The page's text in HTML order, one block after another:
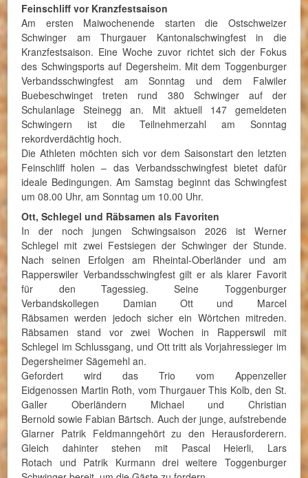
Feinschliff vor Kranzfestsaison
Am ersten Maiwochenende starten die Ostschweizer
Schwinger am Thurgauer Kantonalschwingfest in die
Kranzfestsaison. Eine Woche zuvor richtet sich der Fokus
des Schwingsports auf Degersheim. Mit dem Toggenburger
Verbandsschwingfest am Sonntag und dem Falwiler
Buebeschwinget treten rund 380 Schwinger auf der
Schulanlage Steinegg an. Mit aktuell 147 gemeldeten
Schwingern ist die Teilnehmerzahl am Sonntag
rekordverdächtig hoch.
Die Athleten möchten sich vor dem Saisonstart den letzten
Feinschliff holen – das Verbandsschwingfest bietet dafür
ideale Bedingungen. Am Samstag beginnt das Schwingfest
um 08.00 Uhr, am Sonntag um 10.00 Uhr.
Ott, Schlegel und Räbsamen als Favoriten
In der noch jungen Schwingsaison 2026 ist Werner
Schlegel mit zwei Festsiegen der Schwinger der Stunde.
Nach seinen Erfolgen am Rheintal-Oberländer und am
Rapperswiler Verbandsschwingfest gilt er als klarer Favorit
für den Tagessieg. Seine Toggenburger
Verbandskollegen Damian Ott und Marcel
Räbsamen werden jedoch sicher ein Wörtchen mitreden.
Räbsamen stand vor zwei Wochen in Rapperswil mit
Schlegel im Schlussgang, und Ott tritt als Vorjahressieger im
Degersheimer Sägemehl an.
Gefordert wird das Trio vom Appenzeller
Eidgenossen Martin Roth, vom Thurgauer This Kolb, den St.
Galler Oberländern Michael und Christian
Bernold sowie Fabian Bärtsch. Auch der junge, aufstrebende
Glarner Patrik Feldmanngehört zu den Herausforderern.
Gleich dahinter stehen mit Pascal Heierli, Lars
Rotach und Patrik Kurmann drei weitere Toggenburger